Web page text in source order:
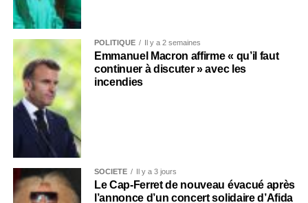
POLITIQUE Il y a 2 semaines
Emmanuel Macron affirme « qu’il faut
continuer à discuter » avec les
incendies
SOCIÉTÉ Il y a 3 jours
Le Cap-Ferret de nouveau évacué après
l’annonce d’un concert solidaire d’Afida